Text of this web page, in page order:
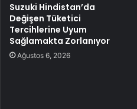
Suzuki Hindistan’da
Değişen Tüketici
Tercihlerine Uyum
Sağlamakta Zorlanıyor
Ağustos 6, 2026